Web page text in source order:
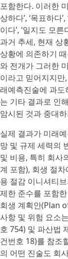
포함한다. 이러한
상하다’, ‘목표하다
이다’, ‘일지도 모
과거 추세, 현재 상
상황에 의존하기
와 전개가 그러한
이라고 믿어지지
래예측진술에 과
는 기타 결과로 인
암시된 것과 중대
실제 결과가 미래
망 및 규제 세력의
및 비용, 특히 회사
계 포함), 회생 절
용 절감 이니셔티
제한 준수를 포함
회생 계획안(Plan
사항 및 위험 요소
호 754) 및 파산법
건번호 18)를 참조
의 어떤 진술도 회